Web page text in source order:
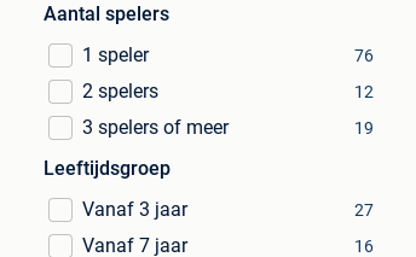
Aantal spelers
1 speler
76
2 spelers 12
3 spelers of meer 19
Leeftijdsgroep
Vanaf 3 jaar
27
Vanaf 7 jaar 16